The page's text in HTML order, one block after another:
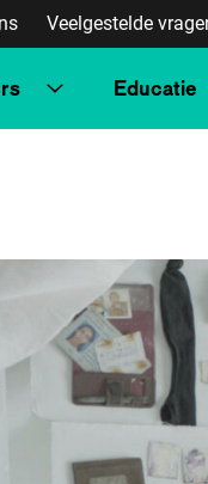
Veelgestelde
Educatie